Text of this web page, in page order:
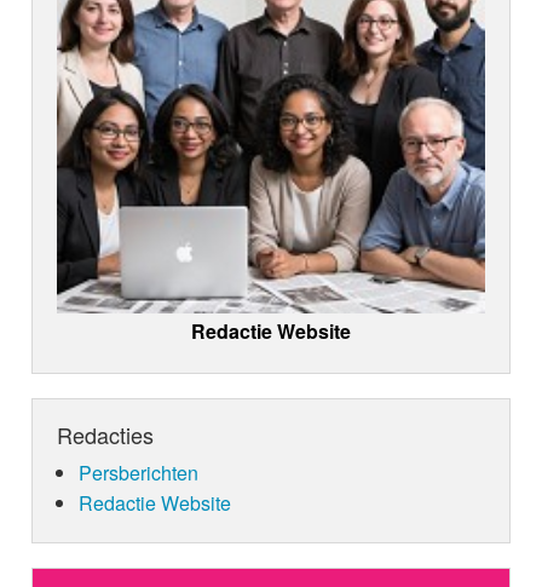
Redactie Website
Redacties
Persberichten
Redactie Website